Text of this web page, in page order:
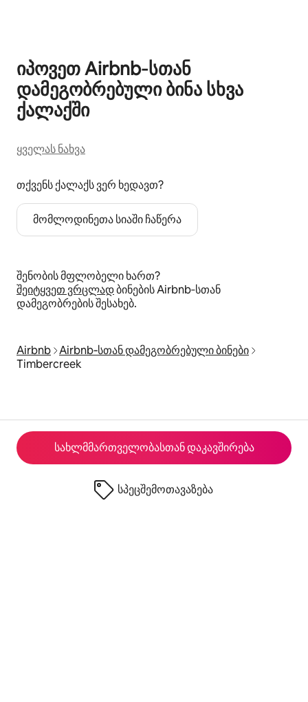
სახლმმართველობასთან დაკავშირება
სპეცშემოთავაზება
იპოვეთ Airbnb‑სთან
დამეგობრებული ბინა სხვა
ქალაქში
ყველას ნახვა
თქვენს ქალაქს ვერ ხედავთ?
მომლოდინეთა სიაში ჩაწერა
შენობის მფლობელი ხართ?
შეიტყვეთ ვრცლადბინების Airbnb‑სთან
დამეგობრების შესახებ.
Airbnb Airbnb‑სთან დამეგობრებული ბინები
Timbercreek